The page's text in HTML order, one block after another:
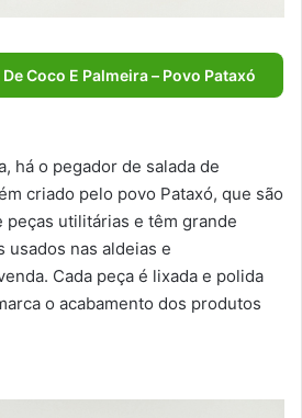
Coco E Palmeira – Povo Pataxó
há o pegador de salada de
criado pelo povo Pataxó, que são
utilitárias e têm grande
nas aldeias e
Cada peça é lixada e polida
o acabamento dos produtos